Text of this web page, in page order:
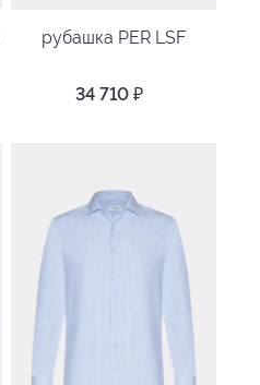
рубашка PER LSF
34 710 ₽